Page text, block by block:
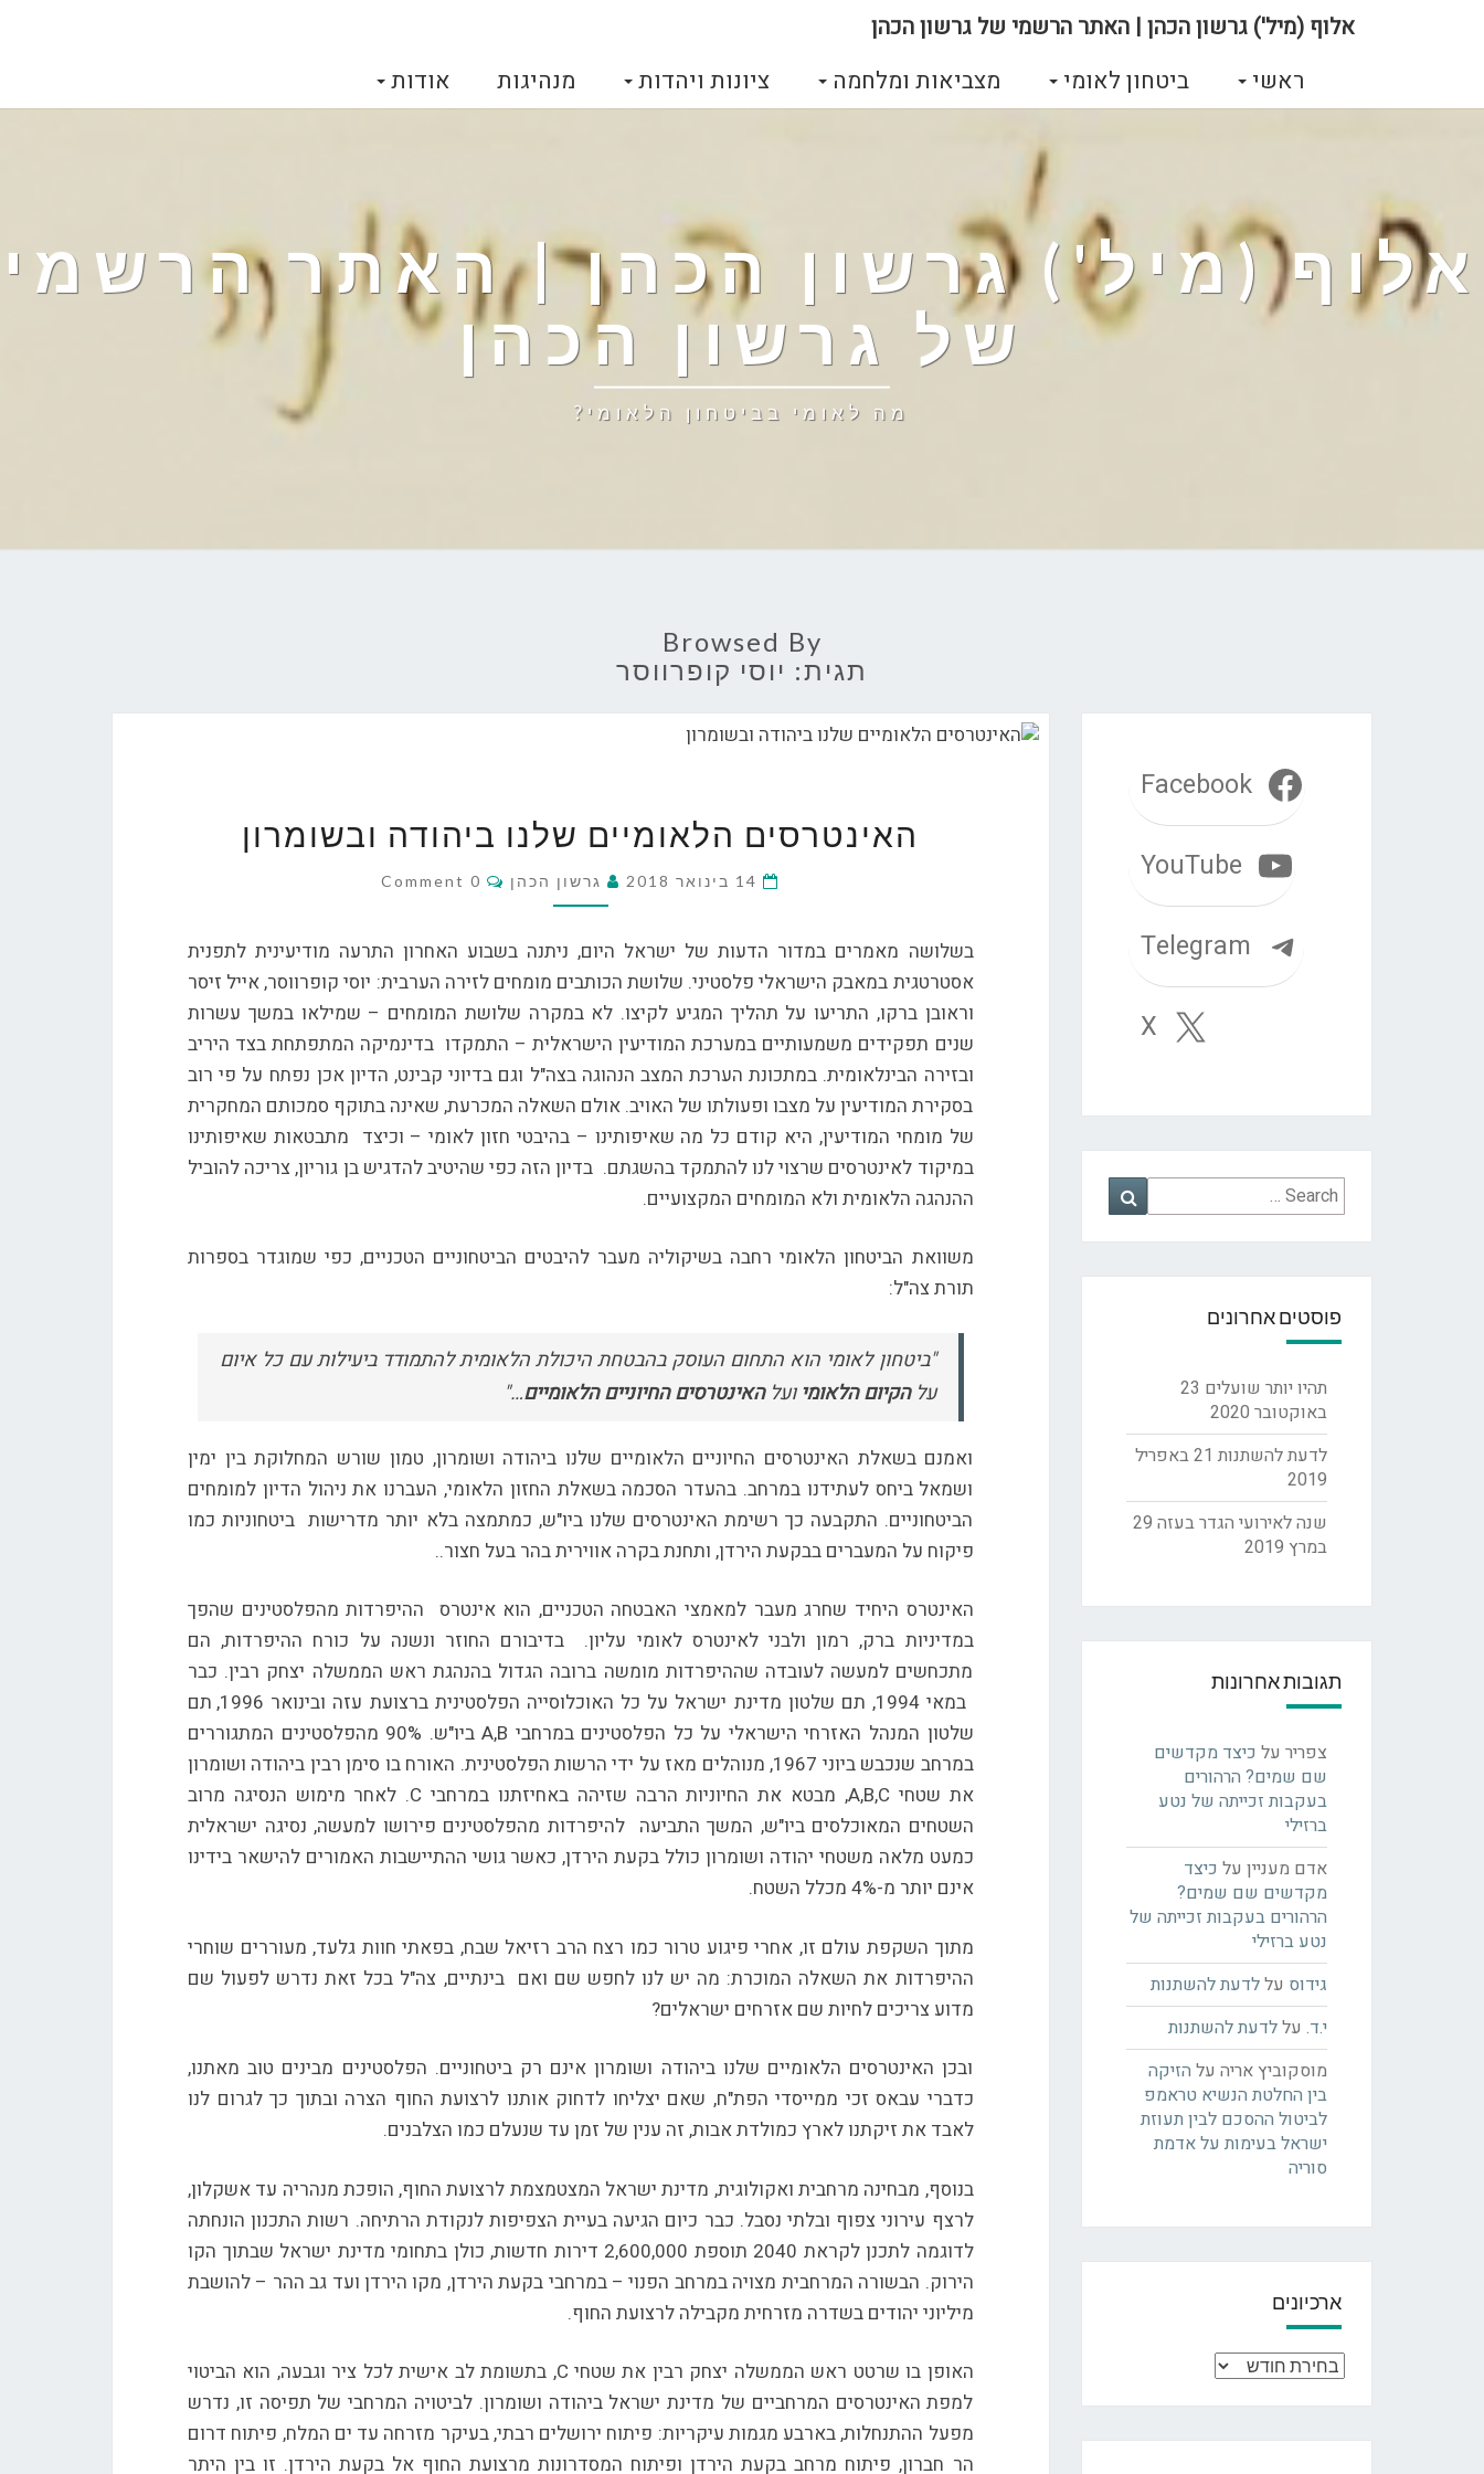
אלוף (מיל') גרשון הכהן | האתר הרשמי של גרשון הכהן
ראשי ביטחון לאומי מצביאות ומלחמה ציונות ויהדות מנהיגות אודות
אלוף (מיל') גרשון הכהן | האתר הרשמי
של גרשון הכהן
מה לאומי בביטחון הלאומי?
Browsed By
תגית: יוסי קופרווסר
הלאומיים
ביהודה
ובשומרון
האינטרסים הלאומיים שלנו ביהודה ובשומרון
14 בינואר 2018 גרשון הכהן Comments
0 Comment
בשלושה מאמרים במדור הדעות של ישראל היום, ניתנה בשבוע האחרון התרעה מודיעינית לתפנית
אסטרטגית במאבק הישראלי פלסטיני. שלושת הכותבים מומחים לזירה הערבית: יוסי קופרווסר, אייל זיסר
וראובן ברקו, התריעו על תהליך המגיע לקיצו. לא במקרה שלושת המומחים – שמילאו במשך עשרות
שנים תפקידים משמעותיים במערכת המודיעין הישראלית – התמקדו בדינמיקה המתפתחת בצד היריב
ובזירה הבינלאומית. במתכונת הערכת המצב הנהוגה בצה"ל וגם בדיוני קבינט, הדיון אכן נפתח על פי רוב
בסקירת המודיעין על מצבו ופעולתו של האויב. אולם השאלה המכרעת, שאינה בתוקף סמכותם המחקרית
של מומחי המודיעין, היא קודם כל מה שאיפותינו – בהיבטי חזון לאומי – וכיצד מתבטאות שאיפותינו
במיקוד לאינטרסים שרצוי לנו להתמקד בהשגתם. בדיון הזה כפי שהיטיב להדגיש בן גוריון, צריכה להוביל
ההנהגה הלאומית ולא המומחים המקצועיים.
משוואת הביטחון הלאומי רחבה בשיקוליה מעבר להיבטים הביטחוניים הטכניים, כפי שמוגדר בספרות
תורת צה"ל:
"ביטחון לאומי הוא התחום העוסק בהבטחת היכולת הלאומית להתמודד ביעילות עם כל איום
עלהקיום הלאומיועלהאינטרסים החיוניים הלאומיים…"
ואמנם בשאלת האינטרסים החיוניים הלאומיים שלנו ביהודה ושומרון, טמון שורש המחלוקת בין ימין
ושמאל ביחס לעתידנו במרחב. בהעדר הסכמה בשאלת החזון הלאומי, העברנו את ניהול הדיון למומחים
הביטחוניים. התקבעה כך רשימת האינטרסים שלנו ביו"ש, כמתמצה בלא יותר מדרישות ביטחוניות כמו
פיקוח על המעברים בבקעת הירדן, ותחנת בקרה אווירית בהר בעל חצור..
האינטרס היחיד שחרג מעבר למאמצי האבטחה הטכניים, הוא אינטרס ההיפרדות מהפלסטינים שהפך
במדיניות ברק, רמון ולבני לאינטרס לאומי עליון. בדיבורם החוזר ונשנה על כורח ההיפרדות, הם
מתכחשים למעשה לעובדה שההיפרדות מומשה ברובה הגדול בהנהגת ראש הממשלה יצחק רבין. כבר
במאי 1994, תם שלטון מדינת ישראל על כל האוכלוסייה הפלסטינית ברצועת עזה ובינואר 1996, תם
שלטון המנהל האזרחי הישראלי על כל הפלסטינים במרחבי A,B ביו"ש. 90% מהפלסטינים המתגוררים
במרחב שנכבש ביוני 1967, מנוהלים מאז על ידי הרשות הפלסטינית. האורח בו סימן רבין ביהודה ושומרון
את שטחי A,B,C, מבטא את החיוניות הרבה שזיהה באחיזתנו במרחבי C. לאחר מימוש הנסיגה מרוב
השטחים המאוכלסים ביו"ש, המשך התביעה להיפרדות מהפלסטינים פירושו למעשה, נסיגה ישראלית
כמעט מלאה משטחי יהודה ושומרון כולל בקעת הירדן, כאשר גושי ההתיישבות האמורים להישאר בידינו
אינם יותר מ-4% מכלל השטח.
מתוך השקפת עולם זו, אחרי פיגוע טרור כמו רצח הרב רזיאל שבח, בפאתי חוות גלעד, מעוררים שוחרי
ההיפרדות את השאלה המוכרת: מה יש לנו לחפש שם ואם בינתיים, צה"ל בכל זאת נדרש לפעול שם
מדוע צריכים לחיות שם אזרחים ישראלים?
ובכן האינטרסים הלאומיים שלנו ביהודה ושומרון אינם רק ביטחוניים. הפלסטינים מבינים טוב מאתנו,
כדברי עבאס זכי ממייסדי הפת"ח, שאם יצליחו לדחוק אותנו לרצועת החוף הצרה ובתוך כך לגרום לנו
לאבד את זיקתנו לארץ כמולדת אבות, זה ענין של זמן עד שנעלם כמו הצלבנים.
בנוסף, מבחינה מרחבית ואקולוגית, מדינת ישראל המצטמצמת לרצועת החוף, הופכת מנהריה עד אשקלון,
לרצף עירוני צפוף ובלתי נסבל. כבר כיום הגיעה בעיית הצפיפות לנקודת הרתיחה. רשות התכנון הונחתה
לדוגמה לתכנן לקראת 2040 תוספת 2,600,000 דירות חדשות, כולן בתחומי מדינת ישראל שבתוך הקו
הירוק. הבשורה המרחבית מצויה במרחב הפנוי – במרחבי בקעת הירדן, מקו הירדן ועד גב ההר – להושבת
מיליוני יהודים בשדרה מזרחית מקבילה לרצועת החוף.
האופן בו שרטט ראש הממשלה יצחק רבין את שטחי C, בתשומת לב אישית לכל ציר וגבעה, הוא הביטוי
למפת האינטרסים המרחביים של מדינת ישראל ביהודה ושומרון. לביטויה המרחבי של תפיסה זו, נדרש
מפעל ההתנחלות, בארבע מגמות עיקריות: פיתוח ירושלים רבתי, בעיקר מזרחה עד ים המלח, פיתוח דרום
הר חברון, פיתוח מרחב בקעת הירדן ופיתוח המסדרונות מרצועת החוף אל בקעת הירדן. זו בין היתר
Facebook
YouTube
Telegram
X
Search
for:
פוסטים אחרונים
תהיו יותר שועלים 23
באוקטובר 2020
לדעת להשתנות
21 באפריל
2019
שנה לאירועי הגדר בעזה 29
במרץ 2019
תגובות אחרונות
צפריר על כיצד מקדשים
שם שמים? הרהורים
בעקבות זכייתה של נטע
ברזילי
אדם מעניין על כיצד
מקדשים שם שמים?
הרהורים בעקבות זכייתה של
נטע ברזילי
גידוס עללדעת להשתנות
י.ד. עללדעת להשתנות
מוסקוביץ אריה על הזיקה
בין החלטת הנשיא טראמפ
לביטול ההסכם לבין תעוזת
ישראל בעימות על אדמת
סוריה
ארכיונים
ארכיונים